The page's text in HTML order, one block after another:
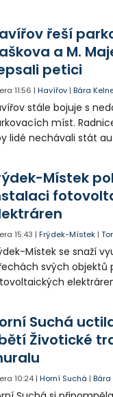
řeší
a M.
petici
11:56 |Havířov |Bára
stále bojuje s
míst.
lidé nechávali stát
někteří obyvatelé
Místek
15:43 |Frýdek-Místek |
Místek se snaží
svých objektů
Suchá
Životické
10:24 |Horní Suchá |Bára